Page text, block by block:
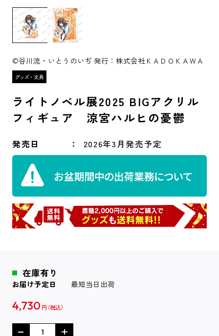
©谷川流・いとうのいぢ 発行：株式会社ＫＡＤＯＫＡＷＡ
ライトノベル展2025 BIGアクリル
フィギュア 涼宮ハルヒの憂鬱
発売日 2026年3月発売予定
在庫有り
お届け予定日 最短当日出荷
4,730 円